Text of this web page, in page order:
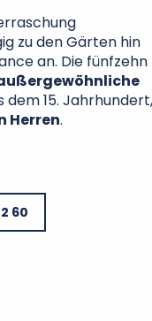
zu den Gärten hin
an. Die fünfzehn
15. Jahrhundert,
Herren.
60